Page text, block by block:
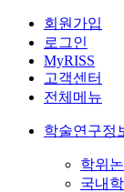
회원가입
로그인
MyRISS
고객센터
전체메뉴
학술연구정
학위
국내